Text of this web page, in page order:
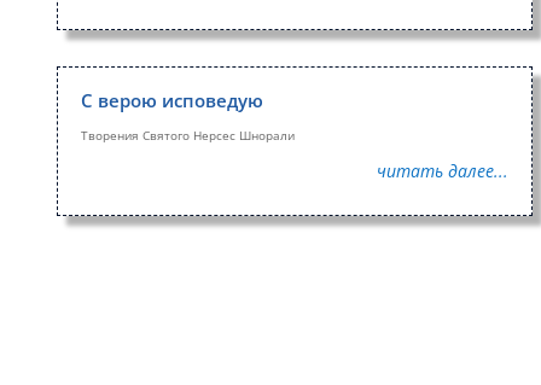
С верою исповедую
Творения Святого Нерсес Шнорали
читать далее...